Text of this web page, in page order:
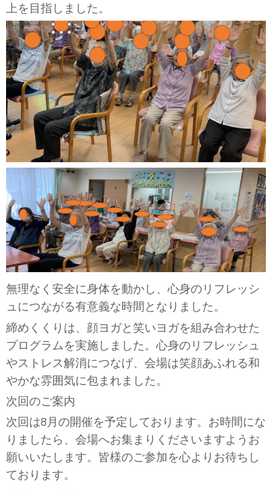
上を目指しました。
無理なく安全に身体を動かし、心身のリフレッシ
ュにつながる有意義な時間となりました。
締めくくりは、顔ヨガと笑いヨガを組み合わせた
プログラムを実施しました。心身のリフレッシュ
やストレス解消につなげ、会場は笑顔あふれる和
やかな雰囲気に包まれました。
次回のご案内
次回は8 月の開催を予定しております。お時間にな
りましたら、会場へお集まりくださいますようお
願いいたします。皆様のご参加を心よりお待ちし
ております。